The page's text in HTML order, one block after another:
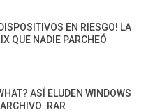
EN RIESGO! LA
QUE NADIE PARCHEÓ
ASÍ ELUDEN WINDOWS
.RAR